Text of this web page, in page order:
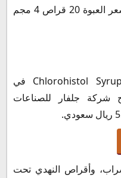
شركة جلفار للصناعات الدوائية وسعر العبوة 20 قراص 4 مجم
ي توفر كلوروهيستول شراب Chlorohistol Syrup في
شركة جلفار للصناعات
وأقراص النهدي تحت